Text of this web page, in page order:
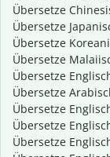
Übersetze
Übersetze
Übersetze
Übersetze
Übersetze
Übersetze
Übersetze
Übersetze
Übersetze